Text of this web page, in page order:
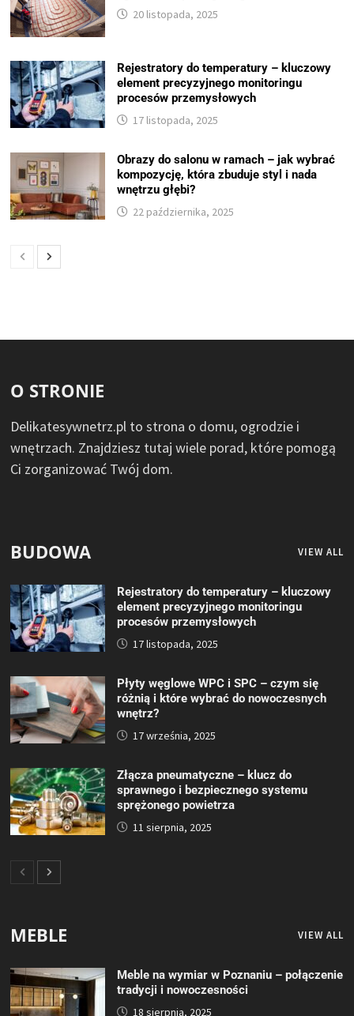
20 listopada, 2025
Rejestratory do temperatury – kluczowy
element precyzyjnego monitoringu
procesów przemysłowych
17 listopada, 2025
Obrazy do salonu w ramach – jak wybrać
kompozycję, która zbuduje styl i nada
wnętrzu głębi?
22 października, 2025
O STRONIE
Delikatesywnetrz.pl to strona o domu, ogrodzie i
wnętrzach. Znajdziesz tutaj wiele porad, które pomogą
Ci zorganizować Twój dom.
BUDOWA VIEW ALL
Rejestratory do temperatury – kluczowy
element precyzyjnego monitoringu
procesów przemysłowych
17 listopada, 2025
Płyty węglowe WPC i SPC – czym się
różnią i które wybrać do nowoczesnych
wnętrz?
17 września, 2025
Złącza pneumatyczne – klucz do
sprawnego i bezpiecznego systemu
sprężonego powietrza
11 sierpnia, 2025
MEBLE VIEW ALL
Meble na wymiar w Poznaniu – połączenie
tradycji i nowoczesności
18 sierpnia, 2025